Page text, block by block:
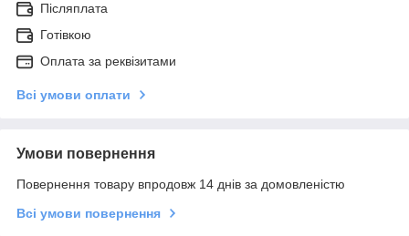
Післяплата
Готівкою
Оплата за реквізитами
Всі умови оплати
Умови повернення
Повернення товару впродовж 14 днів за домовленістю
Всі умови повернення